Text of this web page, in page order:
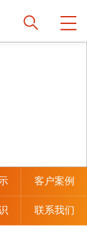
客户案例
联系我们